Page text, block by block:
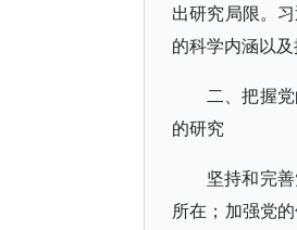
出研究局限。
的科学内涵以
二、把握
的研究
坚持和完
所在；加强党